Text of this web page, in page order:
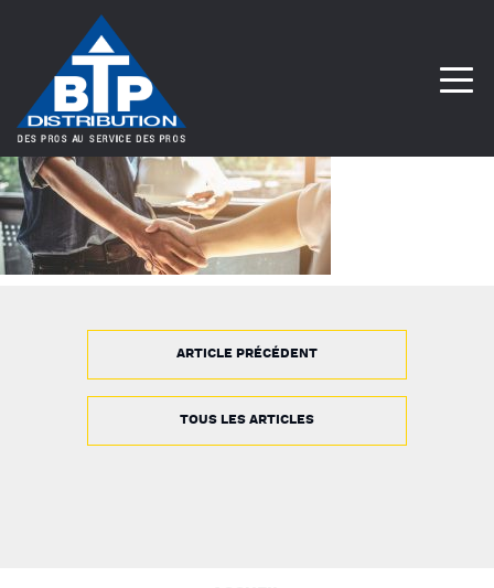
ARTICLE PRÉCÉDENT
TOUS LES ARTICLES